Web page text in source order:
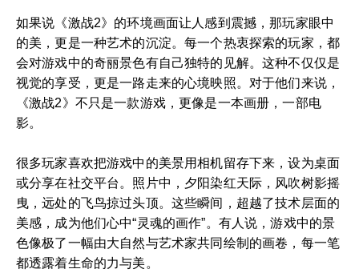
如果说《激战2》的环境画面让人感到震撼，那玩家眼中
的美，更是一种艺术的沉淀。每一个热衷探索的玩家，都
会对游戏中的奇丽景色有自己独特的见解。这种不仅仅是
视觉的享受，更是一路走来的心境映照。对于他们来说，
《激战2》不只是一款游戏，更像是一本画册，一部电
影。
很多玩家喜欢把游戏中的美景用相机留存下来，设为桌面
或分享在社交平台。照片中，夕阳染红天际，风吹树影摇
曳，远处的飞鸟掠过头顶。这些瞬间，超越了技术层面的
美感，成为他们心中“灵魂的画作”。有人说，游戏中的景
色像极了一幅由大自然与艺术家共同绘制的画卷，每一笔
都透露着生命的力与美。